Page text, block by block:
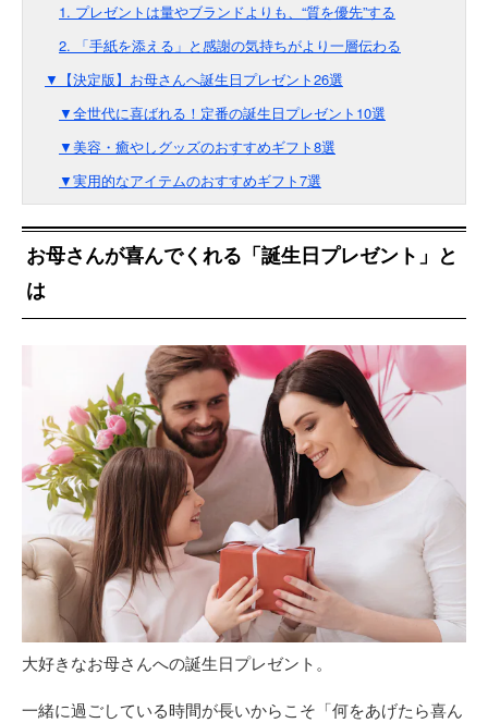
1. プレゼントは量やブランドよりも、“質を優先”する
2. 「手紙を添える」と感謝の気持ちがより一層伝わる
▼【決定版】お母さんへ誕生日プレゼント26選
▼全世代に喜ばれる！定番の誕生日プレゼント10選
▼美容・癒やしグッズのおすすめギフト8選
▼実用的なアイテムのおすすめギフト7選
お母さんが喜んでくれる「誕生日プレゼント」と
は
大好きなお母さんへの誕生日プレゼント。
一緒に過ごしている時間が長いからこそ「何をあげたら喜ん